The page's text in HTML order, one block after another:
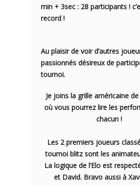
min + 3sec : 28 participants !
record !
Au plaisir de voir d’autres
passionnés désireux de
tournoi.
Je joins la grille américaine
où vous pourrez lire les
chacun !
Les 2 premiers joueurs
tournoi blitz sont les
La logique de l’Elo est
et David. Bravo aussi à